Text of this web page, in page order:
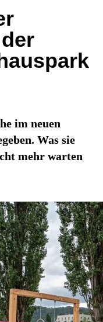
im neuen
Was sie
mehr warten